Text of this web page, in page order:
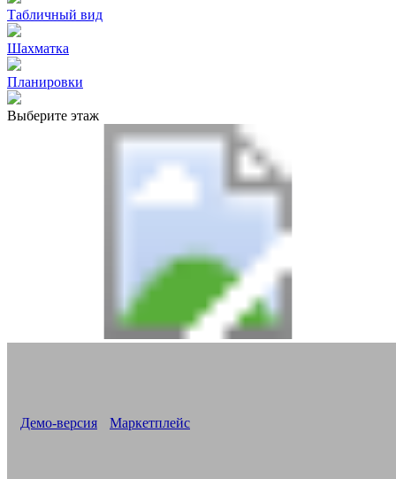
Табличный вид
Шахматка
Планировки
Выберите этаж
Демо-версия
Маркетплейс